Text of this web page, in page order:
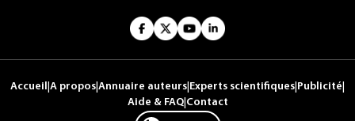
Accueil A propos Annuaire auteurs Experts scientifiques Publicité
Aide & FAQ| Contact